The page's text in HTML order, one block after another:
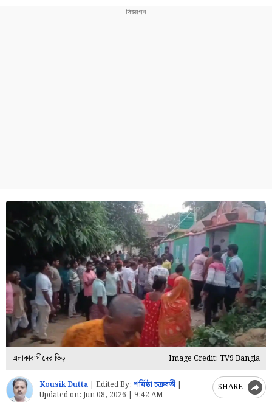
এলাকাবাসীদের ভিড় Image Credit: TV9 Bangla
Kousik Dutta Edited By: শর্মিষ্ঠা চক্রবর্তী
Updated on: Jun 08, 2026 | 9:42 AM
SHARE